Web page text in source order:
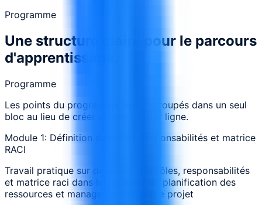
Programme
Une structure claire pour le parcours
d'apprentissage.
Programme
Les points du programme sont regroupés dans un seul
bloc au lieu de créer un module par ligne.
Module 1: Définition des rôles, responsabilités et matrice
RACI
Travail pratique sur définition des rôles, responsabilités
et matrice raci dans le contexte de planification des
ressources et management d’équipe projet